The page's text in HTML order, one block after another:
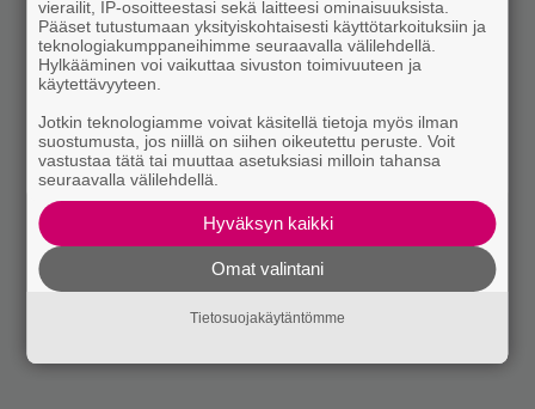
vierailit, IP-osoitteestasi sekä laitteesi ominaisuuksista.
Pääset tutustumaan yksityiskohtaisesti käyttötarkoituksiin ja
teknologiakumppaneihimme seuraavalla välilehdellä.
Hylkääminen voi vaikuttaa sivuston toimivuuteen ja
käytettävyyteen.
Jotkin teknologiamme voivat käsitellä tietoja myös ilman
suostumusta, jos niillä on siihen oikeutettu peruste. Voit
vastustaa tätä tai muuttaa asetuksiasi milloin tahansa
seuraavalla välilehdellä.
Hyväksyn kaikki
Omat valintani
Tietosuojakäytäntömme